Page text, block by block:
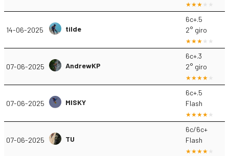
14-06-2025 tilde
6c+.5
2° giro
07-06-2025 AndrewKP
6c+.3
2° giro
07-06-2025 MISKY
6c+.5
Flash
07-06-2025 TU
6c/6c+
Flash